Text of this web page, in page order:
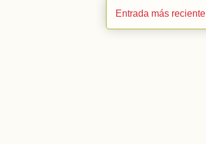
Entrada más reciente